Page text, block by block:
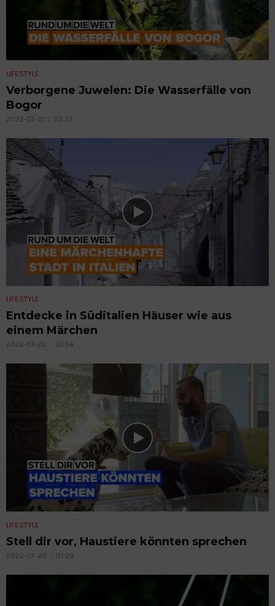
LIFESTYLE
Verborgene Juwelen: Die Wasserfälle von
Bogor
2022-07-21 02:25
LIFESTYLE
Entdecke in Süditalien Häuser wie aus
einem Märchen
2022-07-20 01:54
LIFESTYLE
Stell dir vor, Haustiere könnten sprechen
2022-07-20 01:29